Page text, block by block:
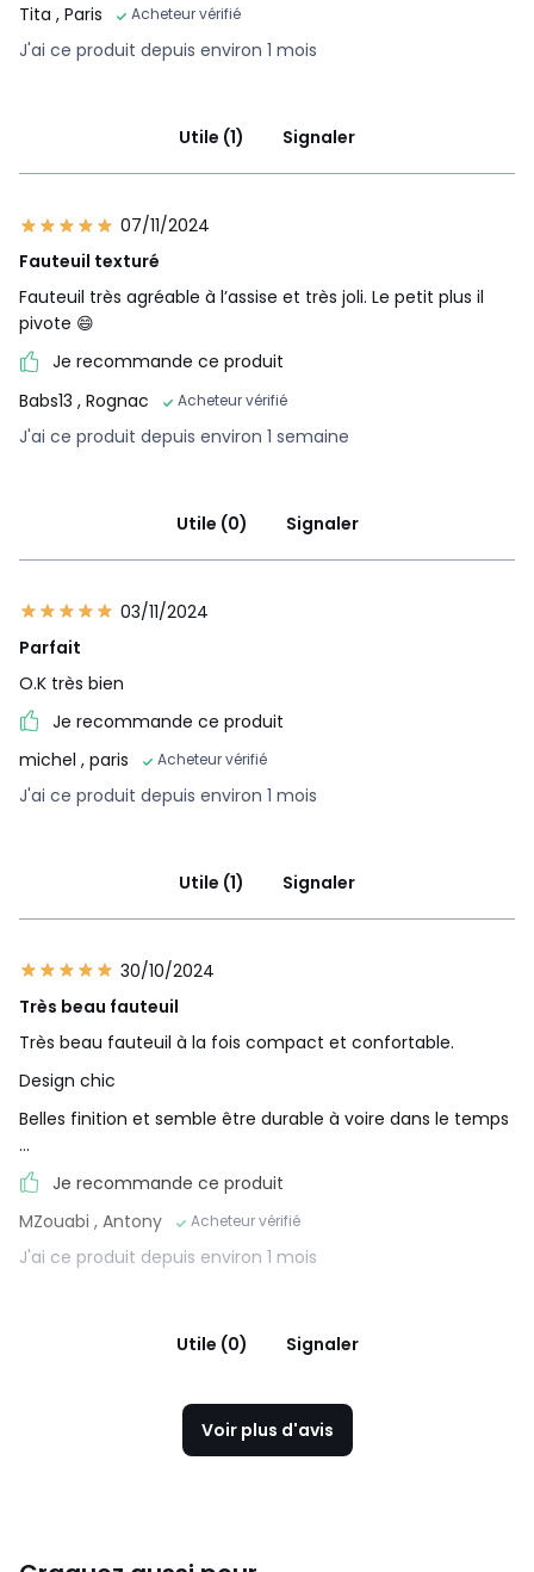
Tita , Paris Acheteur vérifié
J'ai ce produit depuis environ 1 mois
Utile (1) Signaler
07/11/2024
Fauteuil texturé
Fauteuil très agréable à l’assise et très joli. Le petit plus il
pivote 😄
Je recommande ce produit
Babs13 , Rognac Acheteur vérifié
J'ai ce produit depuis environ 1 semaine
Utile (0) Signaler
03/11/2024
Parfait
O.K très bien
Je recommande ce produit
michel , paris Acheteur vérifié
J'ai ce produit depuis environ 1 mois
Utile (1) Signaler
30/10/2024
Très beau fauteuil
Très beau fauteuil à la fois compact et confortable.
Design chic
Belles finition et semble être durable à voire dans le temps
...
Je recommande ce produit
MZouabi , Antony Acheteur vérifié
J'ai ce produit depuis environ 1 mois
Utile (0) Signaler
Voir plus d'avis